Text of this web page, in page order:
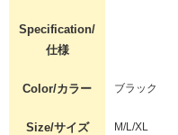
Specification/
仕様
Color/カラー ブラック
Size/サイズ M/L/XL